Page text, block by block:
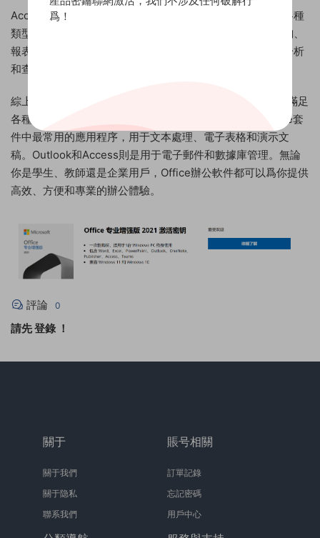
Access是一款數據庫管理軟件，它可以創建、編輯和管理各種
類型的數據庫。Access支持多種數據庫對象，如表格、查詢、
報表和表單等。Access還可以進行數據導入和導出、數據分析
和查詢等操作，可以快速和方便地管理和處理大量數據。
綜上所述，Office辦公軟件包含了多個應用程序，它們可以滿足
各種不同的辦公需求。Word、Excel和PowerPoint是Office套
件中最常用的應用程序，用于文本處理、電子表格和演示文
稿。Outlook和Access則是用于電子郵件和數據庫管理。無論
你是學生、教師還是企業用戶，Office辦公軟件都可以爲你提供
高效、方便和專業的辦公體驗。
評論 0
請先登錄 ！
關于
關于我們
關于隐私
聯系我們
賬号相關
訂單記錄
忘記密碼
用戶中心
爲！